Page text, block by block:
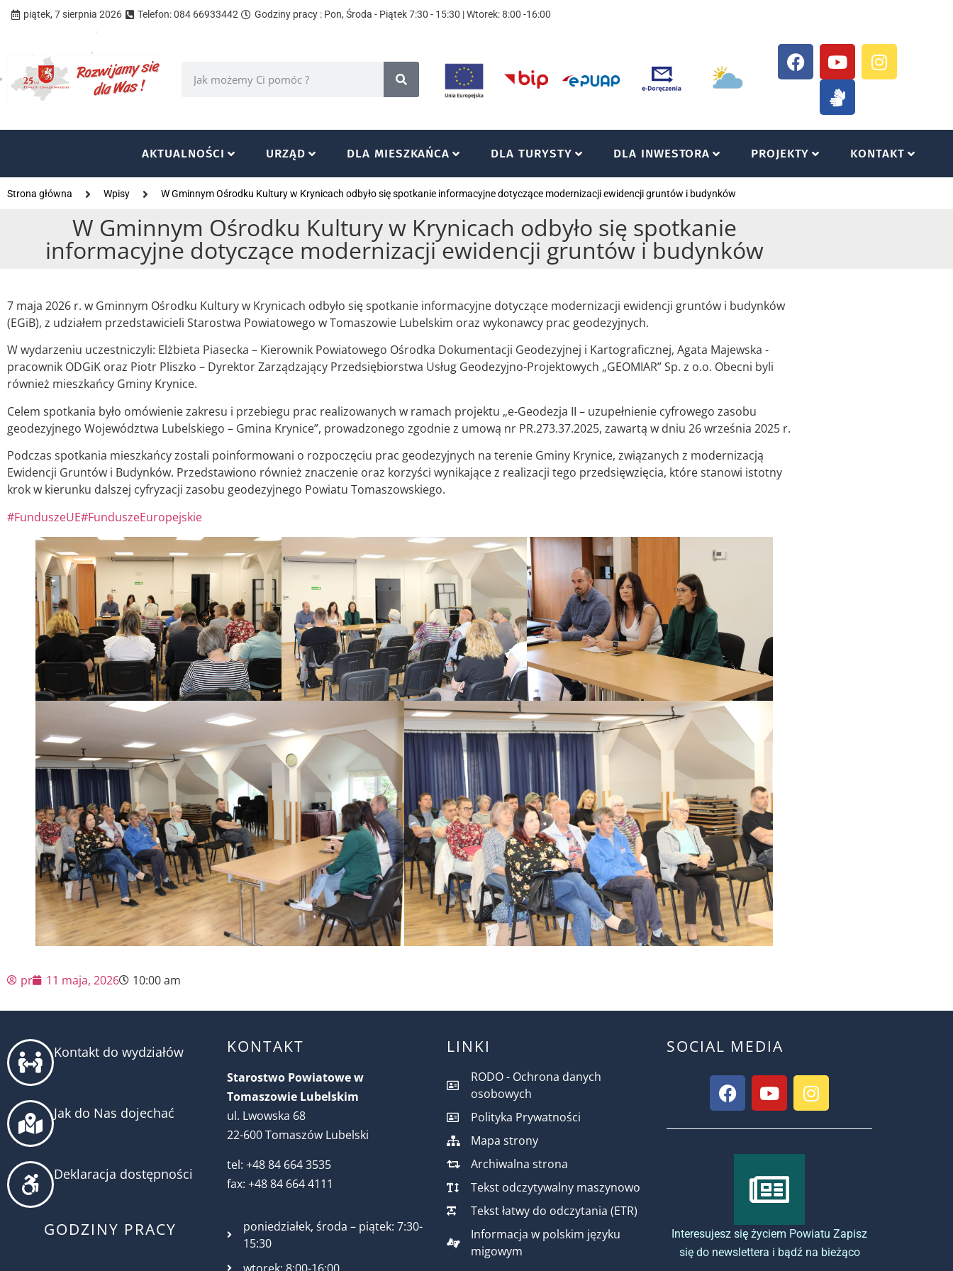
piątek, 7 sierpnia 2026 Telefon: 084 66933442 Godziny pracy : Pon, Środa - Piątek 7:30 - 15:30 | Wtorek: 8:00 -16:00
AKTUALNOŚCI URZĄD DLA MIESZKAŃCA DLA TURYSTY DLA INWESTORA PROJEKTY KONTAKT
Strona główna Wpisy W Gminnym Ośrodku Kultury w Krynicach odbyło się spotkanie informacyjne dotyczące modernizacji ewidencji gruntów i budynków
W Gminnym Ośrodku Kultury w Krynicach odbyło się spotkanie
informacyjne dotyczące modernizacji ewidencji gruntów i budynków
7 maja 2026 r. w Gminnym Ośrodku Kultury w Krynicach odbyło się spotkanie informacyjne dotyczące modernizacji ewidencji gruntów i budynków
(EGiB), z udziałem przedstawicieli Starostwa Powiatowego w Tomaszowie Lubelskim oraz wykonawcy prac geodezyjnych.
W wydarzeniu uczestniczyli: Elżbieta Piasecka – Kierownik Powiatowego Ośrodka Dokumentacji Geodezyjnej i Kartograficznej, Agata Majewska -
pracownik ODGiK oraz Piotr Pliszko – Dyrektor Zarządzający Przedsiębiorstwa Usług Geodezyjno-Projektowych „GEOMIAR” Sp. z o.o. Obecni byli
również mieszkańcy Gminy Krynice.
Celem spotkania było omówienie zakresu i przebiegu prac realizowanych w ramach projektu „e-Geodezja II – uzupełnienie cyfrowego zasobu
geodezyjnego Województwa Lubelskiego – Gmina Krynice”, prowadzonego zgodnie z umową nr PR.273.37.2025, zawartą w dniu 26 września 2025 r.
Podczas spotkania mieszkańcy zostali poinformowani o rozpoczęciu prac geodezyjnych na terenie Gminy Krynice, związanych z modernizacją
Ewidencji Gruntów i Budynków. Przedstawiono również znaczenie oraz korzyści wynikające z realizacji tego przedsięwzięcia, które stanowi istotny
krok w kierunku dalszej cyfryzacji zasobu geodezyjnego Powiatu Tomaszowskiego.
#FunduszeUE#FunduszeEuropejskie
pr 11 maja, 2026 10:00 am
Kontakt do wydziałów
Jak do Nas dojechać
Deklaracja dostępności
GODZINY PRACY
KONTAKT
Starostwo Powiatowe w
Tomaszowie Lubelskim
ul. Lwowska 68
22-600 Tomaszów Lubelski
tel: +48 84 664 3535
fax: +48 84 664 4111
poniedziałek, środa – piątek: 7:30-
15:30
LINKI
RODO - Ochrona danych
osobowych
Polityka Prywatności
Mapa strony
Archiwalna strona
Tekst odczytywalny maszynowo
Tekst łatwy do odczytania (ETR)
Informacja w polskim języku
migowym
SOCIAL MEDIA
Interesujesz się życiem Powiatu Zapisz
się do newslettera i bądź na bieżąco